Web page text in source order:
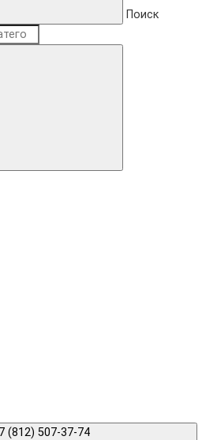
Поиск
+7 (812) 507-37-74